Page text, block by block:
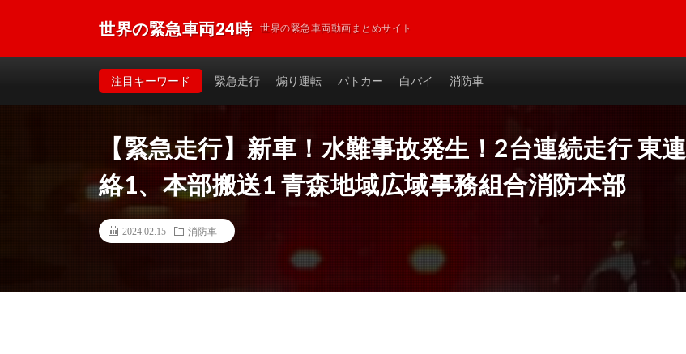
世界の緊急車両24時 世界の緊急車両動画まとめサイト
注目キーワード 緊急走行 煽り運転 パトカー 白バイ 消防車
【緊急走行】新車！水難事故発生！2台連続走行 東連
絡1、本部搬送1 青森地域広域事務組合消防本部
2024.02.15 消防車